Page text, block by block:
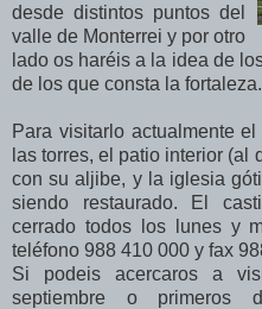
desde distintos puntos del
valle de Monterrei y por otro
lado os haréis a la idea de
de los que consta la fortaleza.
Para visitarlo actualmente
las torres, el patio interior (al
con su aljibe, y la iglesia
siendo restaurado. El
cerrado todos los lunes y
teléfono 988 410 000 y fax
Si podeis acercaros a
septiembre o primeros